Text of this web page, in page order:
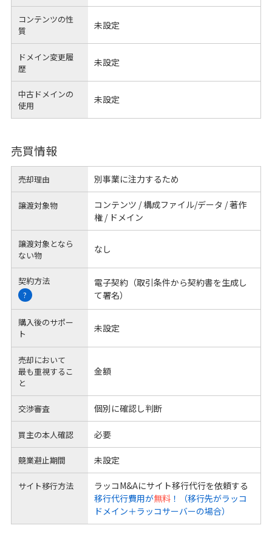
コンテンツの性
質
未設定
ドメイン変更履
歴
未設定
中古ドメインの
使用
未設定
売買情報
売却理由 別事業に注力するため
譲渡対象物
コンテンツ / 構成ファイル/データ / 著作
権 / ドメイン
譲渡対象となら
ない物
なし
契約方法
?
電子契約（取引条件から契約書を生成し
て署名）
購入後のサポー
ト
未設定
売却において
最も重視するこ
と
金額
交渉審査 個別に確認し判断
買主の本人確認 必要
競業避止期間 未設定
サイト移行方法
ラッコM&Aにサイト移行代行を依頼する
移行代行費用が無料！（移行先がラッコ
ドメイン＋ラッコサーバーの場合）